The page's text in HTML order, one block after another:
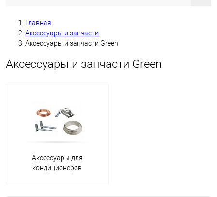
Главная
Аксессуары и запчасти
Аксессуары и запчасти Green
Аксессуары и запчасти Green
Аксессуары для
кондиционеров